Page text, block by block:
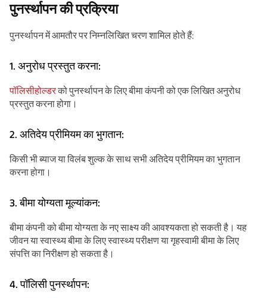
पुनर्स्थापन की प्रक्रिया
पुनर्स्थापन में आमतौर पर निम्नलिखित चरण शामिल होते हैं:
1. अनुरोध प्रस्तुत करना:
पॉलिसीहोल्डरको पुनर्स्थापन के लिए बीमा कंपनी को एक लिखित अनुरोध
प्रस्तुत करना होगा।
2. अतिदेय प्रीमियम का भुगतान:
किसी भी ब्याज या विलंब शुल्क के साथ सभी अतिदेय प्रीमियम का भुगतान
करना होगा।
3. बीमा योग्यता मूल्यांकन:
बीमा कंपनी को बीमा योग्यता के नए साक्ष्य की आवश्यकता हो सकती है। यह
जीवन या स्वास्थ्य बीमा के लिए स्वास्थ्य परीक्षण या गृहस्वामी बीमा के लिए
संपत्ति का निरीक्षण हो सकता है।
4. पॉलिसी पुनर्स्थापन: